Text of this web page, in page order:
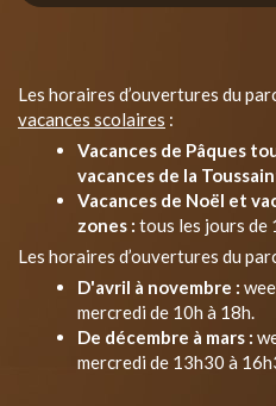
Les horaires d’ouvertures du
vacances scolaires :
Vacances de Pâques
vacances de la
Vacances de Noël et
zones : tous les jours de
Les horaires d’ouvertures du
D'avril à novembre :
mercredi de 10h à 18h.
De décembre à mars :
mercredi de 13h30 à